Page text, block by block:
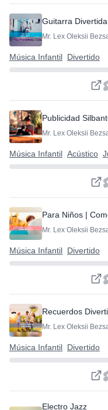
Guitarra Divertida
Mr. Lex Oleksii
Música Infantil Divertido
Publicidad
Mr. Lex Oleksii
Música Infantil Acústico
Para Niños |
Mr. Lex Oleksii
Música Infantil Divertido
Recuerdos
Mr. Lex Oleksii
Música Infantil Divertido
Electro Jazz